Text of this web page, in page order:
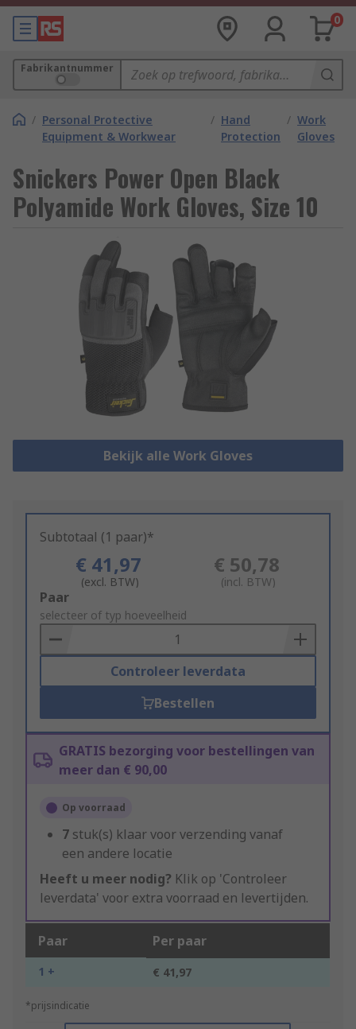
0
Fabrikantnummer
/ Personal Protective
Equipment & Workwear
/ Hand
Protection
/ Work
Gloves
Snickers Power Open Black
Polyamide Work Gloves, Size 10
Bekijk alle Work Gloves
Subtotaal (1 paar)*
€ 41,97
(excl. BTW)
€ 50,78
(incl. BTW)
Add
to
Basket
Paar
selecteer of typ hoeveelheid
Controleer leverdata
Bestellen
GRATIS bezorging voor bestellingen van
meer dan € 90,00
Op voorraad
7 stuk(s) klaar voor verzending vanaf
een andere locatie
Heeft u meer nodig? Klik op 'Controleer
leverdata' voor extra voorraad en levertijden.
Paar Per paar
1 + € 41,97
*prijsindicatie